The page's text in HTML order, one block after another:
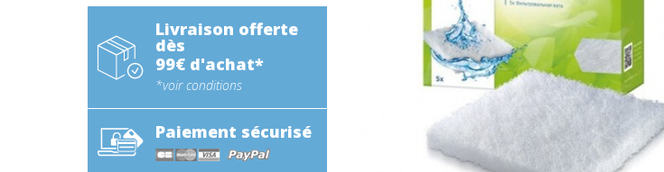
Livraison offerte
dès
99€ d'achat*
*voir conditions
Paiement sécurisé